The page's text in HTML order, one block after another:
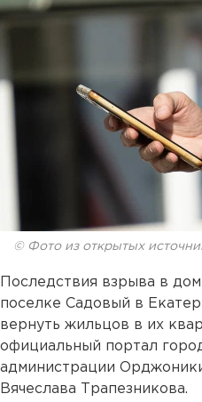
© Фото из открытых
Последствия взрыва в
поселке Садовый в
вернуть жильцов в их
официальный портал
администрации
Вячеслава Трапезникова.